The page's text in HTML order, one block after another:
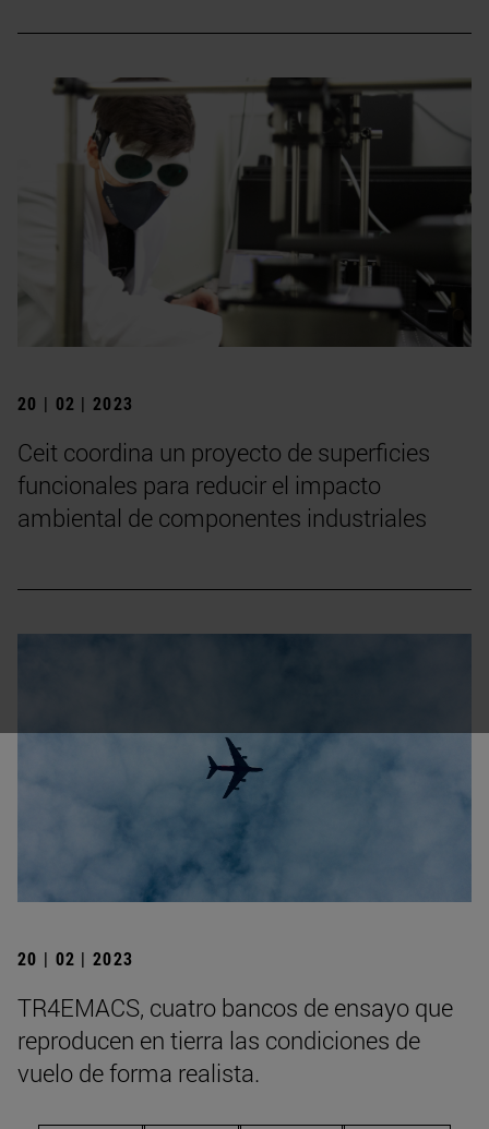
20 | 02 | 2023
Ceit coordina un proyecto de superficies
funcionales para reducir el impacto
ambiental de componentes industriales
20 | 02 | 2023
TR4EMACS, cuatro bancos de ensayo que
reproducen en tierra las condiciones de
vuelo de forma realista.